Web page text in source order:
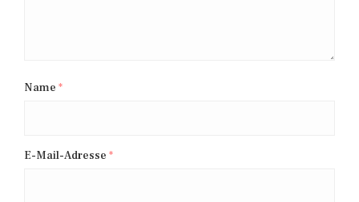
Name *
E-Mail-Adresse *